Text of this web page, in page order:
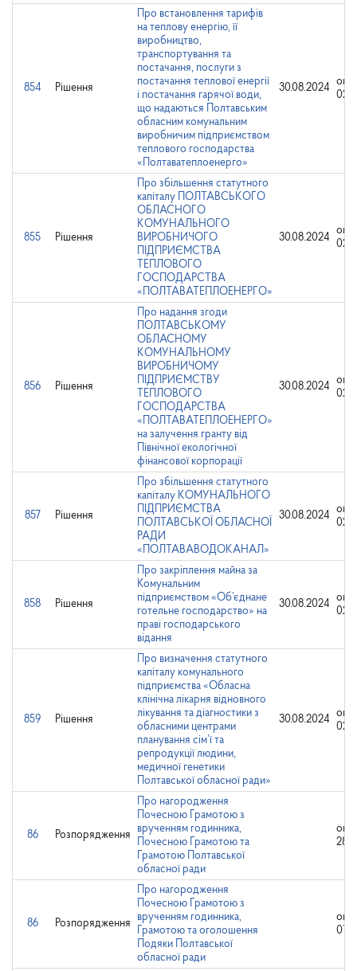
854 Рішення
Про встановлення тарифів
на теплову енергію, її
виробництво,
транспортування та
постачання, послуги з
постачання теплової енергії
і постачання гарячої води,
що надаються Полтавським
обласним комунальним
виробничим підприємством
теплового господарства
«Полтаватеплоенерго»
30.08.2024
855 Рішення
Про збільшення статутного
капіталу ПОЛТАВСЬКОГО
ОБЛАСНОГО
КОМУНАЛЬНОГО
ВИРОБНИЧОГО
ПІДПРИЄМСТВА
ТЕПЛОВОГО
ГОСПОДАРСТВА
«ПОЛТАВАТЕПЛОЕНЕРГО»
30.08.2024
856 Рішення
Про надання згоди
ПОЛТАВСЬКОМУ
ОБЛАСНОМУ
КОМУНАЛЬНОМУ
ВИРОБНИЧОМУ
ПІДПРИЄМСТВУ
ТЕПЛОВОГО
ГОСПОДАРСТВА
«ПОЛТАВАТЕПЛОЕНЕРГО»
на залучення гранту від
Північної екологічної
фінансової корпорації
30.08.2024
857 Рішення
Про збільшення статутного
капіталу КОМУНАЛЬНОГО
ПІДПРИЄМСТВА
ПОЛТАВСЬКОЇ ОБЛАСНОЇ
РАДИ
«ПОЛТАВАВОДОКАНАЛ»
30.08.2024
858 Рішення
Про закріплення майна за
Комунальним
підприємством «Об’єднане
готельне господарство» на
праві господарського
відання
30.08.2024
859 Рішення
Про визначення статутного
капіталу комунального
підприємства «Обласна
клінічна лікарня відновного
лікування та діагностики з
обласними центрами
планування сім’ї та
репродукції людини,
медичної генетики
Полтавської обласної ради»
30.08.2024
86 Розпорядження
Про нагородження
Почесною Грамотою з
врученням годинника,
Почесною Грамотою та
Грамотою Полтавської
обласної ради
86 Розпорядження
Про нагородження
Почесною Грамотою з
врученням годинника,
Грамотою та оголошення
Подяки Полтавської
обласної ради